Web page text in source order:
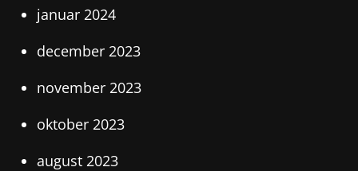
januar 2024
december 2023
november 2023
oktober 2023
august 2023